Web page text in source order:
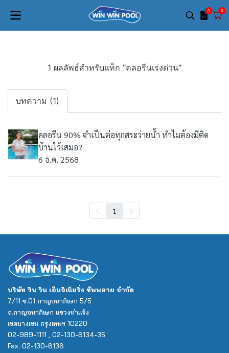
0 0
1 ผลลัพธ์สำหรับแท็ก "คลอรีนเร่งด่วน"
บทความ (1)
คลอรีน 90% จำเป็นต่อทุกสระว่ายน้ำ ทำไมต้องมีติด
บ้านไว้เสมอ?
6 ธ.ค. 2568
1
บริษัท วิน วิน เอ็นจิเนียริ่ง ซัพพลาย จำกัด
7/11 ซ.01 กาญจนาภิเษก 5/5
ถ.กาญจนาภิเษก แขวงท่าแร้ง
เขตบางเขน กรุงเทพฯ 10220
02-989-1111 , 02-130-6134-35
Fax. 02-130-6136